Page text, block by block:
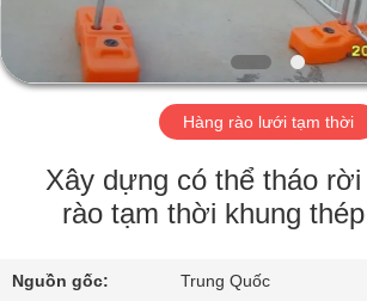
PHẨM
HƯỚNG
VR
CHÚNG
Hàng rào lưới tạm thời
Xây dựng có thể tháo
rào tạm thời khung
Nguồn gốc: Trung Quốc